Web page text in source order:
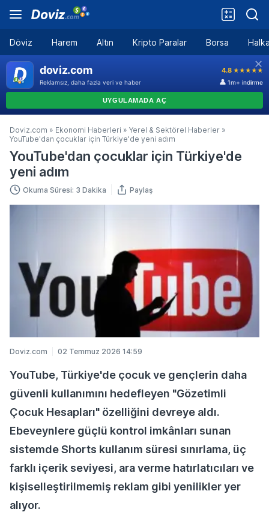
Döviz Harem Altın Kripto Paralar Borsa
Doviz.com » Ekonomi Haberleri » Yerel & Sektörel Haberler »
YouTube'dan çocuklar için Türkiye'de yeni adım
YouTube'dan çocuklar için Türkiye'de
yeni adım
Okuma Süresi: 3 Dakika Paylaş
Doviz.com 02 Temmuz 2026 14:59
YouTube, Türkiye'de çocuk ve gençlerin daha
güvenli kullanımını hedefleyen "Gözetimli
Çocuk Hesapları" özelliğini devreye aldı.
Ebeveynlere güçlü kontrol imkânları sunan
sistemde Shorts kullanım süresi sınırlama, üç
farklı içerik seviyesi, ara verme hatırlatıcıları ve
kişiselleştirilmemiş reklam gibi yenilikler yer
alıyor.